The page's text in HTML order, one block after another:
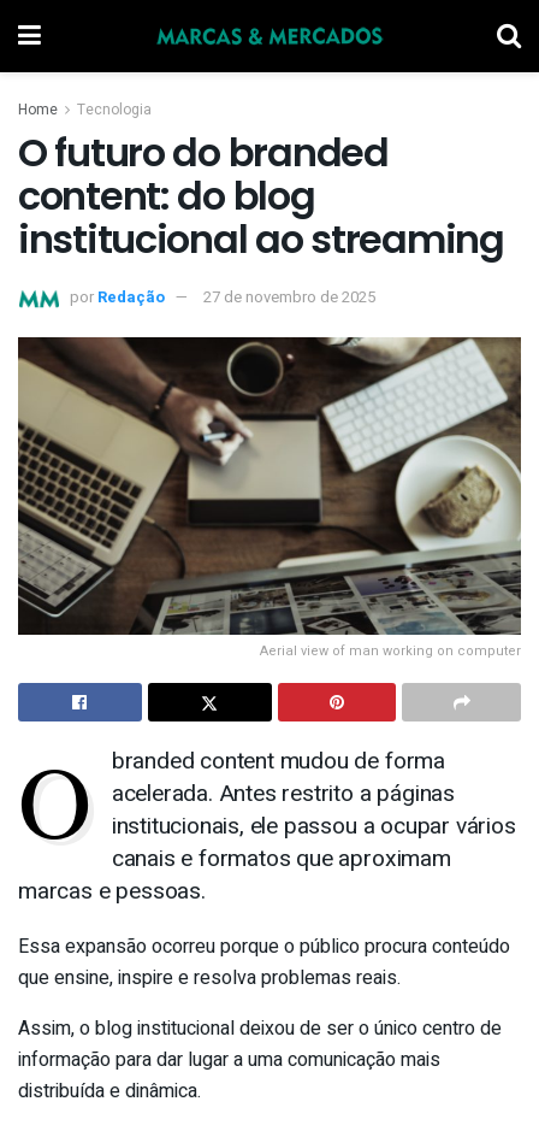
Home Tecnologia
O futuro do branded
content: do blog
institucional ao streaming
por Redação 27 de novembro de 2025
Aerial view of man working on computer
O
branded content mudou de forma
acelerada. Antes restrito a páginas
institucionais, ele passou a ocupar vários
canais e formatos que aproximam
marcas e pessoas.
Essa expansão ocorreu porque o público procura conteúdo
que ensine, inspire e resolva problemas reais.
Assim, o blog institucional deixou de ser o único centro de
informação para dar lugar a uma comunicação mais
distribuída e dinâmica.